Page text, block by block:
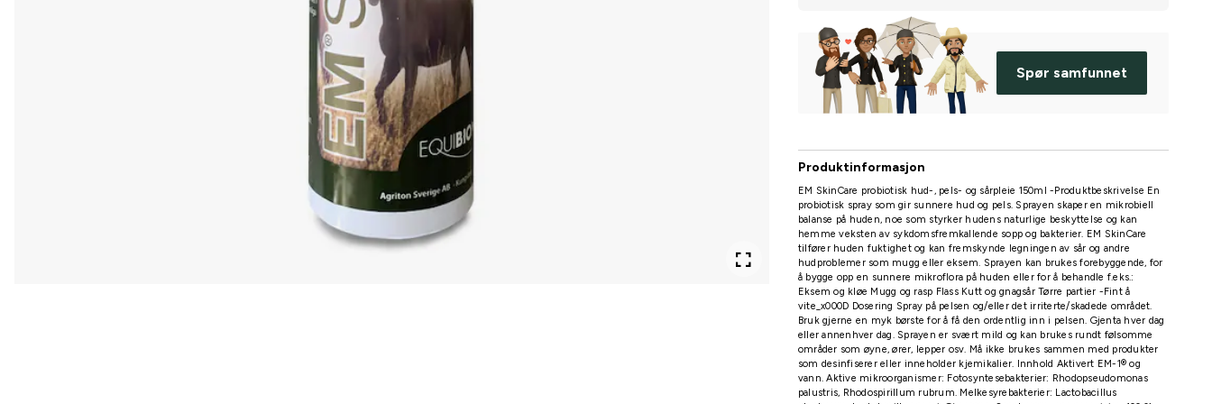
Spør samfunnet
Produktinformasjon
EM SkinCare probiotisk hud-, pels- og sårpleie 150ml -Produktbeskrivelse En
probiotisk spray som gir sunnere hud og pels. Sprayen skaper en mikrobiell
balanse på huden, noe som styrker hudens naturlige beskyttelse og kan
hemme veksten av sykdomsfremkallende sopp og bakterier. EM SkinCare
tilfører huden fuktighet og kan fremskynde legningen av sår og andre
hudproblemer som mugg eller eksem. Sprayen kan brukes forebyggende, for
å bygge opp en sunnere mikroflora på huden eller for å behandle f.eks.:
Eksem og kløe Mugg og rasp Flass Kutt og gnagsår Tørre partier -Fint å
vite_x000D Dosering Spray på pelsen og/eller det irriterte/skadede området.
Bruk gjerne en myk børste for å få den ordentlig inn i pelsen. Gjenta hver dag
eller annenhver dag. Sprayen er svært mild og kan brukes rundt følsomme
områder som øyne, ører, lepper osv. Må ikke brukes sammen med produkter
som desinfiserer eller inneholder kjemikalier. Innhold Aktivert EM-1® og
vann. Aktive mikroorganismer: Fotosyntesebakterier: Rhodopseudomonas
palustris, Rhodospirillum rubrum. Melkesyrebakterier: Lactobacillus